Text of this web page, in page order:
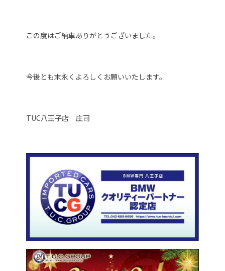
この度はご納車ありがとうございました。
今後とも末永くよろしくお願いいたします。
TUC八王子店 庄司